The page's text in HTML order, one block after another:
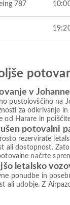
787
v
pustolovščino na
za odkrivanje
od Harare in
potovalni
rezervirate
ali dostopnost.
načrte
letalsko
ponudbe in
ali udobje. Z